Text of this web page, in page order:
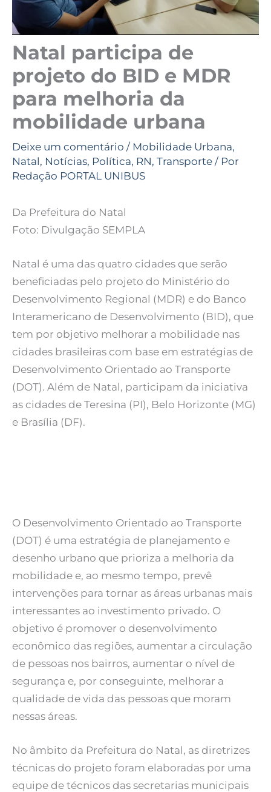
Natal participa de
projeto do BID e MDR
para melhoria da
mobilidade urbana
Deixe um comentário / Mobilidade Urbana,
Natal, Notícias, Política, RN, Transporte / Por
Redação PORTAL UNIBUS
Da Prefeitura do Natal
Foto: Divulgação SEMPLA
Natal é uma das quatro cidades que serão
beneficiadas pelo projeto do Ministério do
Desenvolvimento Regional (MDR) e do Banco
Interamericano de Desenvolvimento (BID), que
tem por objetivo melhorar a mobilidade nas
cidades brasileiras com base em estratégias de
Desenvolvimento Orientado ao Transporte
(DOT). Além de Natal, participam da iniciativa
as cidades de Teresina (PI), Belo Horizonte (MG)
e Brasília (DF).
O Desenvolvimento Orientado ao Transporte
(DOT) é uma estratégia de planejamento e
desenho urbano que prioriza a melhoria da
mobilidade e, ao mesmo tempo, prevê
intervenções para tornar as áreas urbanas mais
interessantes ao investimento privado. O
objetivo é promover o desenvolvimento
econômico das regiões, aumentar a circulação
de pessoas nos bairros, aumentar o nível de
segurança e, por conseguinte, melhorar a
qualidade de vida das pessoas que moram
nessas áreas.
No âmbito da Prefeitura do Natal, as diretrizes
técnicas do projeto foram elaboradas por uma
equipe de técnicos das secretarias municipais